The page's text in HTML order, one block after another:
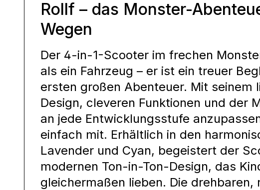
Rollf – das Monster-
Wegen
Der 4-in-1-Scooter im frechen
als ein Fahrzeug – er ist ein treuer
ersten großen Abenteuer. Mit seinem
Design, cleveren Funktionen und der
an jede Entwicklungsstufe
einfach mit. Erhältlich in den
Lavender und Cyan, begeistert der
modernen Ton-in-Ton-Design, das
gleichermaßen lieben. Die drehbaren,